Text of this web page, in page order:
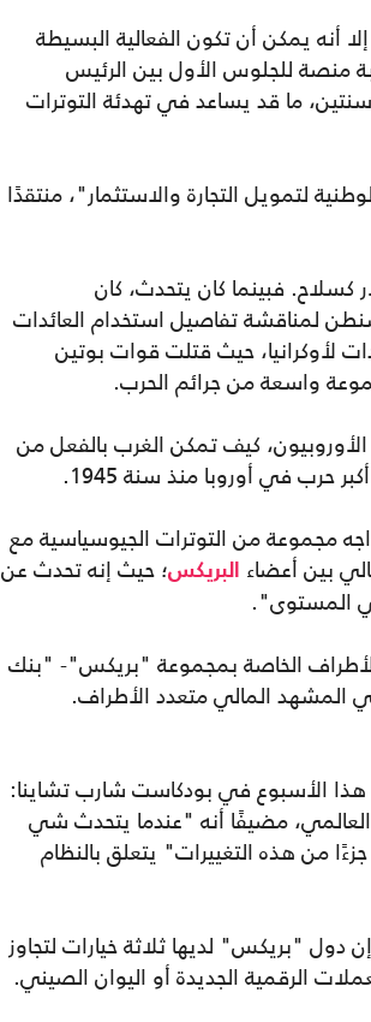
أنه يمكن أن تكون الفعالية البسيطة
منصة للجلوس الأول بين الرئيس
ما قد يساعد في تهدئة التوترات
لتمويل التجارة والاستثمار"، منتقدًا
كسلاح. فبينما كان يتحدث، كان
لمناقشة تفاصيل استخدام العائدات
لأوكرانيا، حيث قتلت قوات بوتين
واسعة من جرائم الحرب.
الأوروبيون، كيف تمكن الغرب بالفعل من
حرب في أوروبا منذ سنة 1945.
مجموعة من التوترات الجيوسياسية مع
بين أعضاء
البريكس؛ حيث إنه تحدث عن
المستوى".
الخاصة بمجموعة "بريكس"- "بنك
المشهد المالي متعدد الأطراف.
الأسبوع في بودكاست شارب تشاينا:
العالمي، مضيفًا أنه "عندما يتحدث شي
من هذه التغييرات" يتعلق بالنظام
دول "بريكس" لديها ثلاثة خيارات لتجاوز
الرقمية الجديدة أو اليوان الصيني.